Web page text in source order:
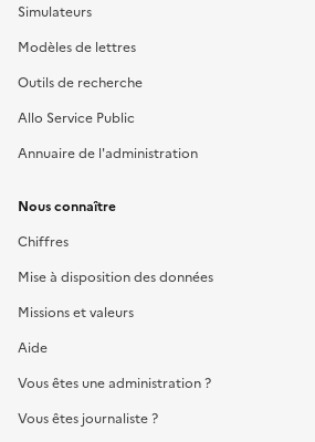
Simulateurs
Modèles de lettres
Outils de recherche
Allo Service Public
Annuaire de l'administration
Nous connaître
Chiffres
Mise à disposition des données
Missions et valeurs
Aide
Vous êtes une administration ?
Vous êtes journaliste ?